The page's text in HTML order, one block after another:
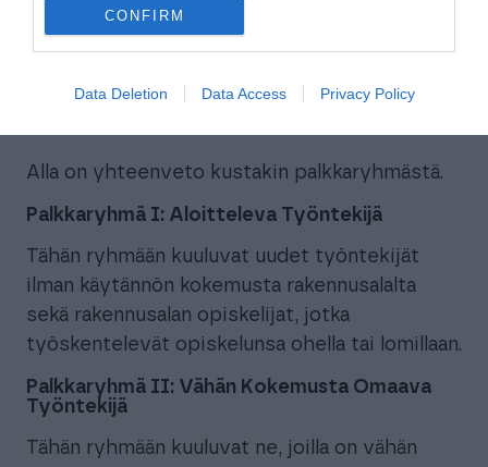
CONFIRM
Data Deletion Data Access Privacy Policy
ammattilainen
Alla on yhteenveto kustakin palkkaryhmästä.
Palkkaryhmä I: Aloitteleva Työntekijä
Tähän ryhmään kuuluvat uudet työntekijät
ilman käytännön kokemusta rakennusalalta
sekä rakennusalan opiskelijat, jotka
työskentelevät opiskelunsa ohella tai lomillaan.
Palkkaryhmä II: Vähän Kokemusta Omaava
Työntekijä
Tähän ryhmään kuuluvat ne, joilla on vähän